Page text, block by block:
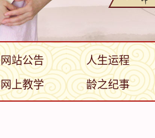
网站公告
人生运程
网上教学 龄之纪事